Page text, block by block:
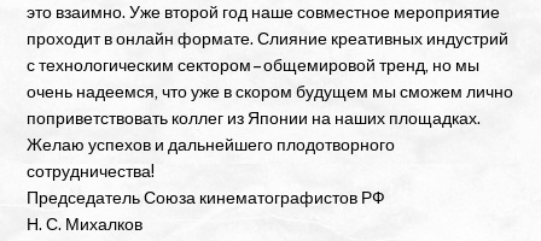
2020.06.13 Спин-офф ивент был представлен на
сайте Токийского университета международных
сайте HaRP (Платформа
подготовки кадров для японо-российского
экономического сотрудничества и гуманитарных
2020.06.13 Мы провели спин-офф ивент с
предварительным показом субтитров и отчетами от
это взаимно. Уже второй год наше совместное мероприятие
проходит в онлайн формате. Слияние креативных индустрий
с технологическим сектором – общемировой тренд, но мы
очень надеемся, что уже в скором будущем мы сможем лично
поприветствовать коллег из Японии на наших площадках.
Желаю успехов и дальнейшего плодотворного
сотрудничества!
Председатель Союза кинематографистов РФ
Н. С. Михалков